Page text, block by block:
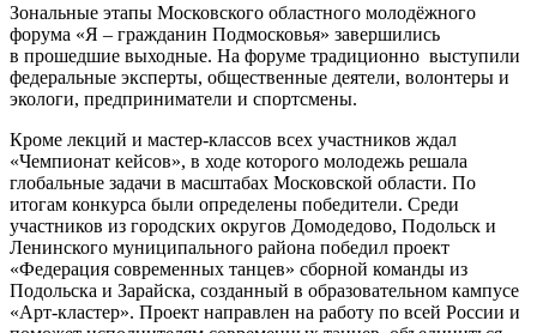
Зональные этапы Московского областного молодёжного
форума «Я – гражданин Подмосковья» завершились
в прошедшие выходные. На форуме традиционно выступили
федеральные эксперты, общественные деятели, волонтеры и
экологи, предприниматели и спортсмены.
Кроме лекций и мастер-классов всех участников ждал
«Чемпионат кейсов», в ходе которого молодежь решала
глобальные задачи в масштабах Московской области. По
итогам конкурса были определены победители. Среди
участников из городских округов Домодедово, Подольск и
Ленинского муниципального района победил проект
«Федерация современных танцев» сборной команды из
Подольска и Зарайска, созданный в образовательном кампусе
«Арт-кластер». Проект направлен на работу по всей России и